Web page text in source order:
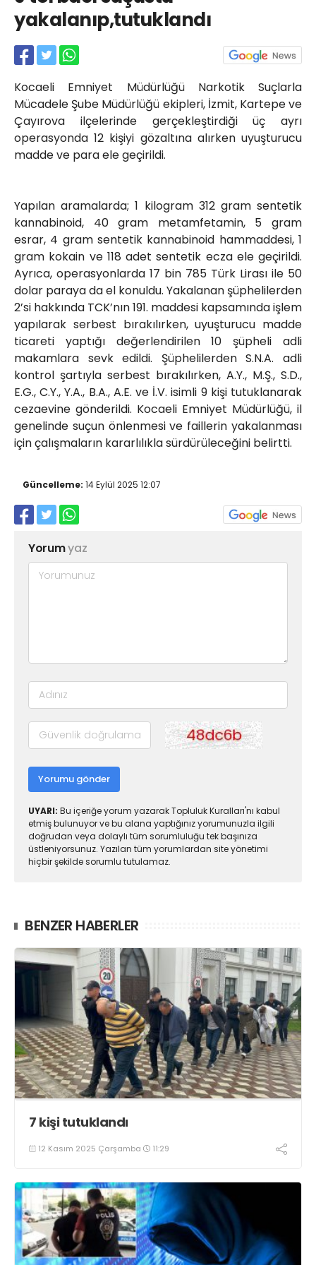
yakalanıp,tutuklandı
Kocaeli Emniyet Müdürlüğü Narkotik Suçlarla
Mücadele Şube Müdürlüğü ekipleri, İzmit, Kartepe ve
Çayırova ilçelerinde gerçekleştirdiği üç ayrı
operasyonda 12 kişiyi gözaltına alırken uyuşturucu
madde ve para ele geçirildi.
Yapılan aramalarda; 1 kilogram 312 gram sentetik
kannabinoid, 40 gram metamfetamin, 5 gram
esrar, 4 gram sentetik kannabinoid hammaddesi, 1
gram kokain ve 118 adet sentetik ecza ele geçirildi.
Ayrıca, operasyonlarda 17 bin 785 Türk Lirası ile 50
dolar paraya da el konuldu. Yakalanan şüphelilerden
2’si hakkında TCK’nın 191. maddesi kapsamında işlem
yapılarak serbest bırakılırken, uyuşturucu madde
ticareti yaptığı değerlendirilen 10 şüpheli adli
makamlara sevk edildi. Şüphelilerden S.N.A. adli
kontrol şartıyla serbest bırakılırken, A.Y., M.Ş., S.D.,
E.G., C.Y., Y.A., B.A., A.E. ve İ.V. isimli 9 kişi tutuklanarak
cezaevine gönderildi. Kocaeli Emniyet Müdürlüğü, il
genelinde suçun önlenmesi ve faillerin yakalanması
için çalışmaların kararlılıkla sürdürüleceğini belirtti.
Güncelleme: 14 Eylül 2025 12:07
Yorumyaz
Yorumu gönder
UYARI: Bu içeriğe yorum yazarak Topluluk Kuralları'nı kabul
etmiş bulunuyor ve bu alana yaptığınız yorumunuzla ilgili
doğrudan veya dolaylı tüm sorumluluğu tek başınıza
üstleniyorsunuz. Yazılan tüm yorumlardan site yönetimi
hiçbir şekilde sorumlu tutulamaz.
BENZER HABERLER
7 kişi tutuklandı
12 Kasım 2025 Çarşamba 11:29
Yahya Kaptan Mahallesi
Akkavaklar Caddesi No:17/4 İzmit-
kocaelisokak@gmail.com